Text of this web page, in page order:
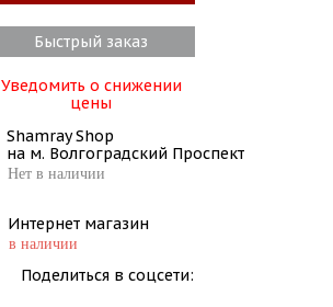
Быстрый заказ
Уведомить о снижении
цены
Shamray Shop
на м. Волгоградский Проспект
Нет в наличии
Интернет магазин
в наличии
Поделиться в соцсети: